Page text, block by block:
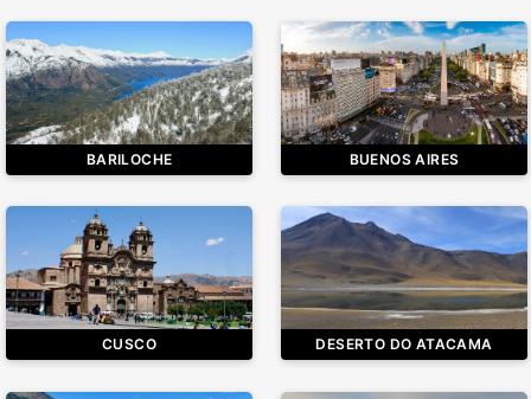
BARILOCHE BUENOS AIRES
CUSCO DESERTO DO ATACAMA